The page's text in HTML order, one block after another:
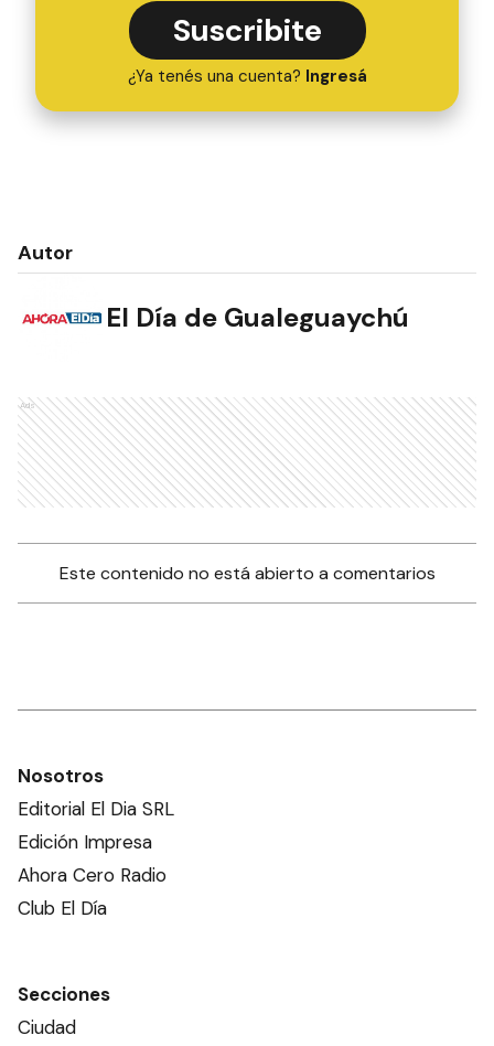
Suscribite
¿Ya tenés una cuenta? Ingresá
Autor
El Día de Gualeguaychú
Ads
Este contenido no está abierto a comentarios
Nosotros
Editorial El Dia SRL
Edición Impresa
Ahora Cero Radio
Club El Día
Secciones
Ciudad